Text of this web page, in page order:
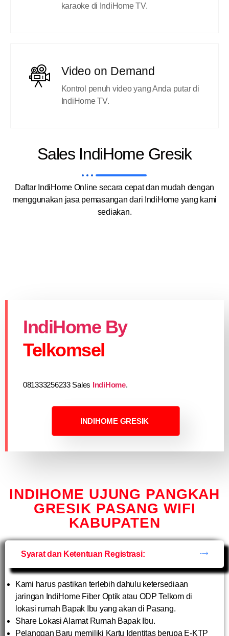
karaoke di IndiHome TV.
Video on Demand
Kontrol penuh video yang Anda putar di
IndiHome TV.
Sales IndiHome Gresik
Daftar IndiHome Online secara cepat dan mudah dengan
menggunakan jasa pemasangan dari IndiHome yang kami
sediakan.
IndiHome By
Telkomsel
081333256233 Sales IndiHome.
INDIHOME GRESIK
INDIHOME UJUNG PANGKAH
GRESIK PASANG WIFI
KABUPATEN
Syarat dan Ketentuan Registrasi:
Kami harus pastikan terlebih dahulu ketersediaan
jaringan IndiHome Fiber Optik atau ODP Telkom di
lokasi rumah Bapak Ibu yang akan di Pasang.
Share Lokasi Alamat Rumah Bapak Ibu.
Pelanggan Baru memiliki Kartu Identitas berupa E-KTP